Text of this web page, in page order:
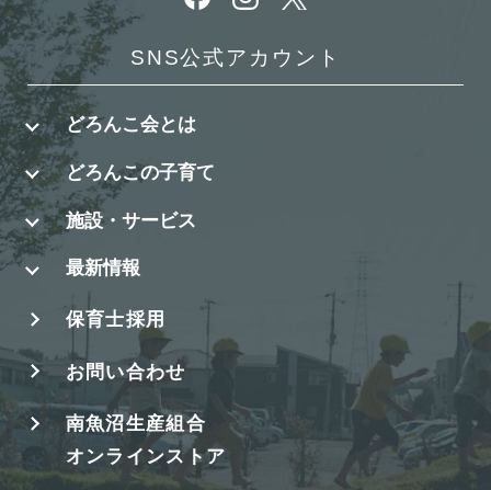
SNS公式アカウント
どろんこ会とは
どろんこの子育て
施設・サービス
最新情報
保育士採用
お問い合わせ
南魚沼生産組合
オンラインストア